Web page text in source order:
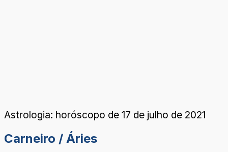
Astrologia: horóscopo de 17 de julho de 2021
Carneiro / Áries